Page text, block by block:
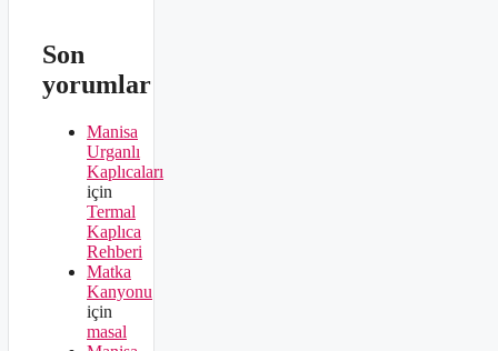
Son
yorumlar
Manisa
Urganlı
Kaplıcaları
için
Termal
Kaplıca
Rehberi
Matka
Kanyonu
için
masal